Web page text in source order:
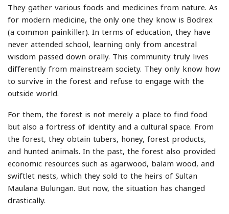
They gather various foods and medicines from nature. As
for modern medicine, the only one they know is Bodrex
(a common painkiller). In terms of education, they have
never attended school, learning only from ancestral
wisdom passed down orally. This community truly lives
differently from mainstream society. They only know how
to survive in the forest and refuse to engage with the
outside world.
For them, the forest is not merely a place to find food
but also a fortress of identity and a cultural space. From
the forest, they obtain tubers, honey, forest products,
and hunted animals. In the past, the forest also provided
economic resources such as agarwood, balam wood, and
swiftlet nests, which they sold to the heirs of Sultan
Maulana Bulungan. But now, the situation has changed
drastically.